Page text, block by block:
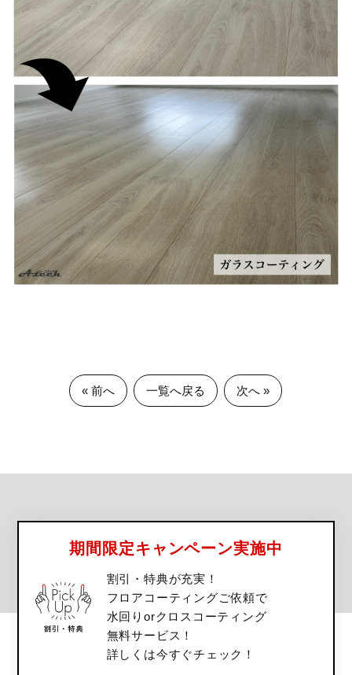
« 前へ 一覧へ戻る 次へ »
期間限定キャンペーン実施中
割引・特典が充実！
フロアコーティングご依頼で
水回りorクロスコーティング
無料サービス！
詳しくは今すぐチェック！